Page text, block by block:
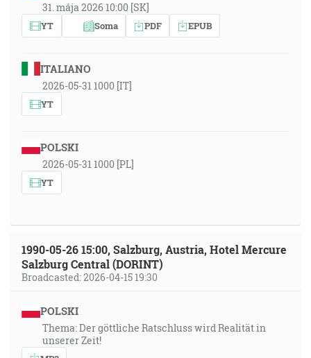
31. mája 2026 10:00 [SK]
YT Soma PDF EPUB
ITALIANO
2026-05-31 1000 [IT]
YT
POLSKI
2026-05-31 1000 [PL]
YT
1990-05-26 15:00, Salzburg, Austria, Hotel Mercure
Salzburg Central (DORINT)
Broadcasted: 2026-04-15 19:30
POLSKI
Thema: Der göttliche Ratschluss wird Realität in
unserer Zeit!